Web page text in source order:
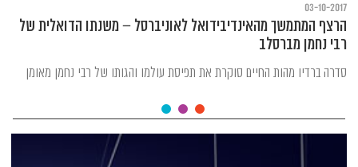
03-10-2017
הרצף המתמשך מהאינדיבידואל לאוניברסל – משנתו הדואלית של
רבי נחמן מברסלב
סדרה ברדיו מהות החיים סוקרת את תפיסת עולמו והגותו של רבי נחמן מאומן